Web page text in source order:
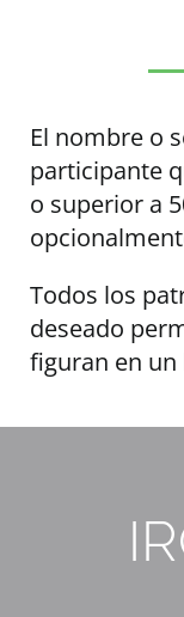
El nombre o
participante
o superior a
Todos los
deseado
figuran en